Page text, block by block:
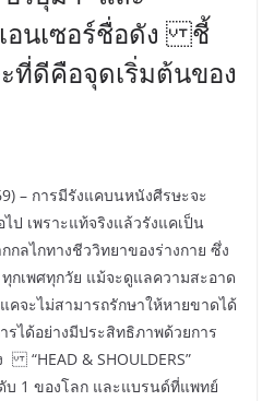
เอนเซอร์ชื่อดัง ชี้
ที่ดีคือจุดเริ่มต้นของ
– การมีรังแคบนหนังศีรษะจะ
ป เพราะแท้จริงแล้วรังแคเป็น
กลไกทางชีววิทยาของร่างกาย ซึ่ง
กเพศทุกวัย แม้จะดูแลความสะอาด
คจะไม่สามารถรักษาให้หายขาดได้
ได้อย่างมีประสิทธิภาพด้วยการ
& SHOULDERS”
1 ของโลก และแบรนด์ที่แพทย์